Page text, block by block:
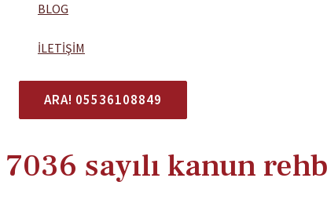
BLOG
İLETIŞIM
ARA! 05536108849
7036 sayılı kanun